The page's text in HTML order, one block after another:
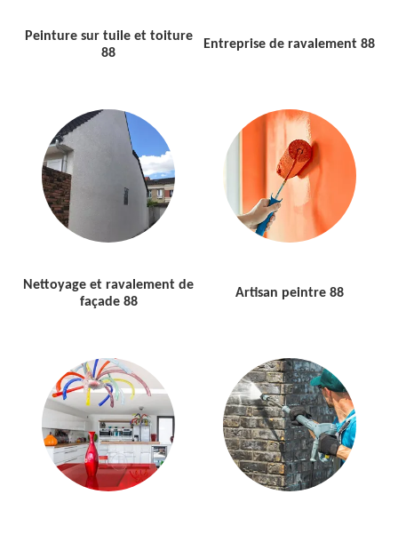
Peinture sur tuile et toiture
88
Entreprise de ravalement 88
Nettoyage et ravalement de
façade 88
Artisan peintre 88